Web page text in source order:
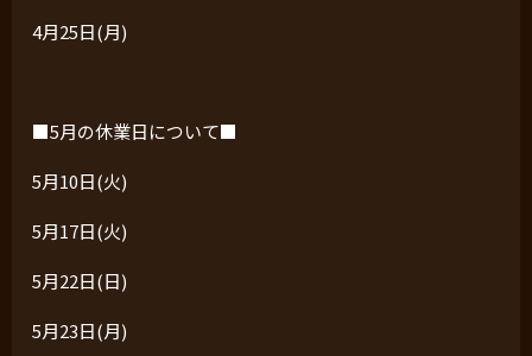
4月25日(月)
■5月の休業日について■
5月10日(火)
5月17日(火)
5月22日(日)
5月23日(月)